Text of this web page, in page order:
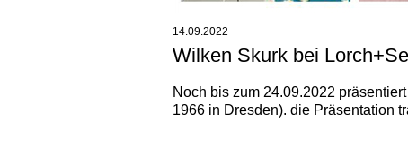
14.09.2022
Wilken Skurk bei
Noch bis zum 24.09.2022
1966 in Dresden). die Präsentation